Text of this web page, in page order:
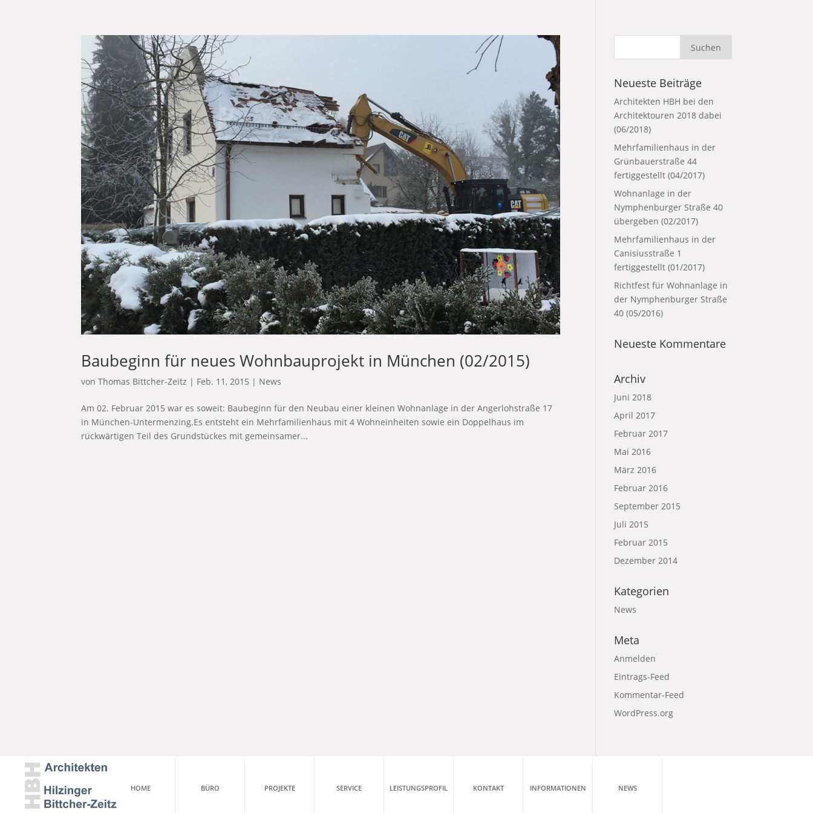
HOME BÜRO PROJEKTE SERVICE LEISTUNGSPROFIL KONTAKT INFORMATIONEN NEWS
Baubeginn für neues Wohnbauprojekt in München (02/2015)
vonThomas Bittcher-Zeitz | Feb. 11, 2015 | News
Am 02. Februar 2015 war es soweit: Baubeginn für den Neubau einer kleinen Wohnanlage in der Angerlohstraße 17
in München-Untermenzing.Es entsteht ein Mehrfamilienhaus mit 4 Wohneinheiten sowie ein Doppelhaus im
rückwärtigen Teil des Grundstückes mit gemeinsamer...
Neueste Beiträge
Architekten HBH bei den
Architektouren 2018 dabei
(06/2018)
Mehrfamilienhaus in der
Grünbauerstraße 44
fertiggestellt (04/2017)
Wohnanlage in der
Nymphenburger Straße 40
übergeben (02/2017)
Mehrfamilienhaus in der
Canisiusstraße 1
fertiggestellt (01/2017)
Richtfest für Wohnanlage in
der Nymphenburger Straße
40 (05/2016)
Neueste Kommentare
Archiv
Juni 2018
April 2017
Februar 2017
Mai 2016
März 2016
Februar 2016
September 2015
Juli 2015
Februar 2015
Dezember 2014
Kategorien
News
Meta
Anmelden
Eintrags-Feed
Kommentar-Feed
WordPress.org